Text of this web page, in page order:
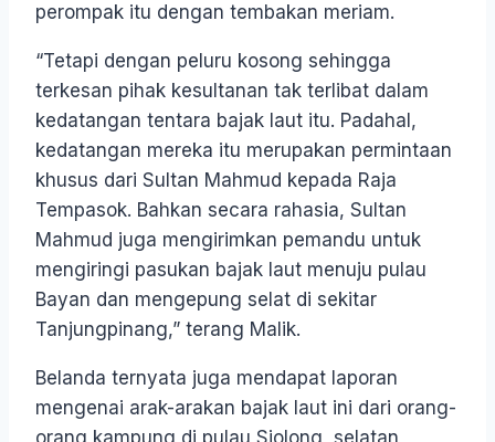
perompak itu dengan tembakan meriam.
“Tetapi dengan peluru kosong sehingga
terkesan pihak kesultanan tak terlibat dalam
kedatangan tentara bajak laut itu. Padahal,
kedatangan mereka itu merupakan permintaan
khusus dari Sultan Mahmud kepada Raja
Tempasok. Bahkan secara rahasia, Sultan
Mahmud juga mengirimkan pemandu untuk
mengiringi pasukan bajak laut menuju pulau
Bayan dan mengepung selat di sekitar
Tanjungpinang,” terang Malik.
Belanda ternyata juga mendapat laporan
mengenai arak-arakan bajak laut ini dari orang-